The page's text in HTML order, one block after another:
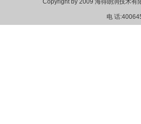
Copyright by 2009 海得朗润技术有
电 话